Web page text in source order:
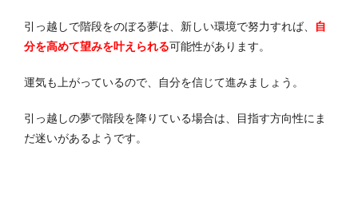
引っ越しで階段をのぼる夢は、新しい環境で努力すれば、
自
分を高めて望みを叶えられる可能性があります。
運気も上がっているので、自分を信じて進みましょう。
引っ越しの夢で階段を降りている場合は、目指す方向性にま
だ迷いがあるようです。